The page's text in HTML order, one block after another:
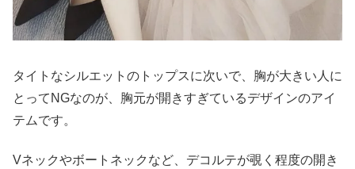
タイトなシルエットのトップスに次いで、胸が大きい人に
とってNGなのが、胸元が開きすぎているデザインのアイ
テムです。
Vネックやボートネックなど、デコルテが覗く程度の開き